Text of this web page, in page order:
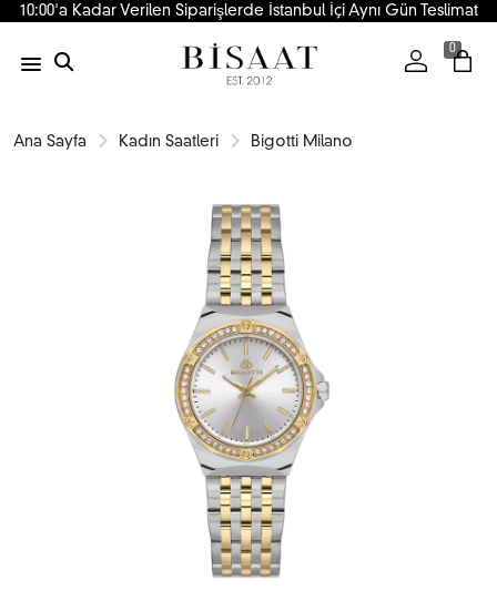
10:00'a Kadar Verilen Siparişlerde İstanbul İçi Aynı Gün Teslimat
0
Ana Sayfa Kadın Saatleri Bigotti Milano